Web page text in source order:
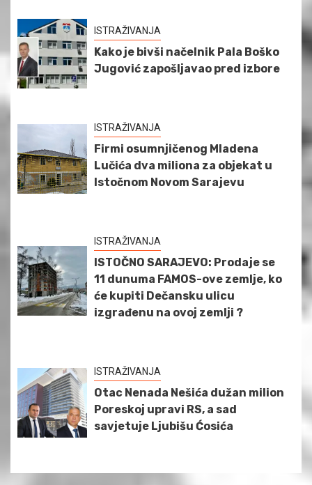
ISTRAŽIVANJA
Kako je bivši načelnik Pala Boško
Jugović zapošljavao pred izbore
ISTRAŽIVANJA
Firmi osumnjičenog Mladena
Lučića dva miliona za objekat u
Istočnom Novom Sarajevu
ISTRAŽIVANJA
ISTOČNO SARAJEVO: Prodaje se
11 dunuma FAMOS-ove zemlje, ko
će kupiti Dečansku ulicu
izgrađenu na ovoj zemlji ?
ISTRAŽIVANJA
Otac Nenada Nešića dužan milion
Poreskoj upravi RS, a sad
savjetuje Ljubišu Ćosića